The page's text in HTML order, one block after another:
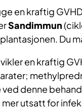
en kraftig
Sandimmun
Du
en kraftig
denne
utsatt for